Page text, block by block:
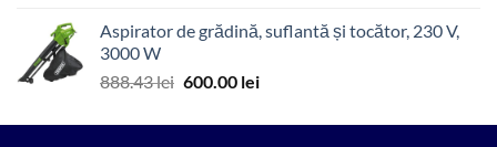
fost:
4,199.00 lei.
Aspirator de grădină, suflantă și tocător, 230 V,
3000 W
888.43lei Prețul
a
600.00 leiPrețul
este: